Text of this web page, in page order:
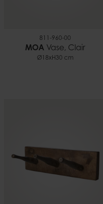
811-960-00
MOA Vase, Clair
Ø18xH30 cm